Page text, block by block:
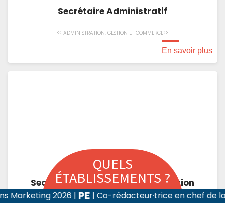
Secrétaire Administratif
<< ADMINISTRATION, GESTION ET COMMERCE>>
En savoir plus
Secrétaire et assistante de direction
QUELS
ÉTABLISSEMENTS ?
2026| | Co-rédacteur·trice en chef de la revue